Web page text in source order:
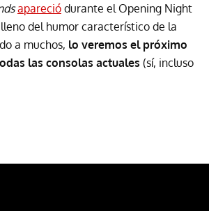
apareció durante el Opening Night
del humor característico de la
a muchos, lo veremos el próximo
las consolas actuales (sí, incluso